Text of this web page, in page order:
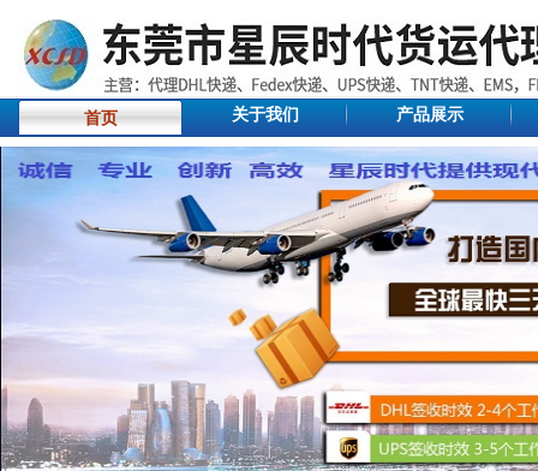
首页 关于我们 产品展示